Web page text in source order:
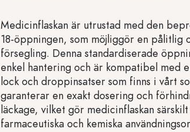
Medicinflaskan är utrustad med den
18-öppningen, som möjliggör en pålitlig
försegling. Denna standardiserade
enkel hantering och är kompatibel med
lock och droppinsatser som finns i vårt
garanterar en exakt dosering och
läckage, vilket gör medicinflaskan
farmaceutiska och kemiska